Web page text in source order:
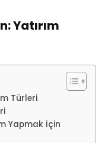
Yatırım
Türleri
Yapmak İçin